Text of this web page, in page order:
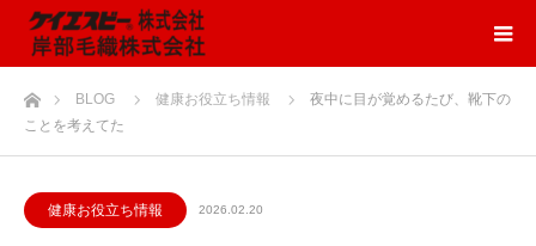
ホームBLOG 健康お役立ち情報
夜中に目が覚めるたび、靴下の
ことを考えてた
健康お役立ち情報 2026.02.20